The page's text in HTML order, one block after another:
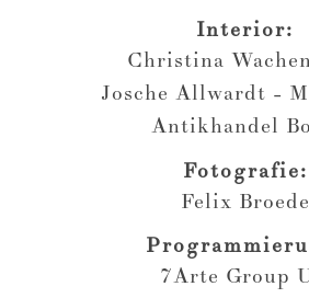
Interior:
Christina
Josche Allwardt -
Antikhandel
Fotografie:
Felix Broede
7Arte Group